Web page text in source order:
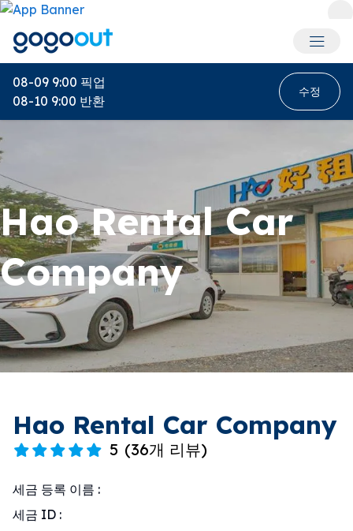
회원 메
08-09 9:00 픽업
08-10 9:00 반환
수정
Hao Rental Car
Company
Hao Rental Car Company
5 (36개 리뷰)
세금 등록 이름 :
세금 ID :